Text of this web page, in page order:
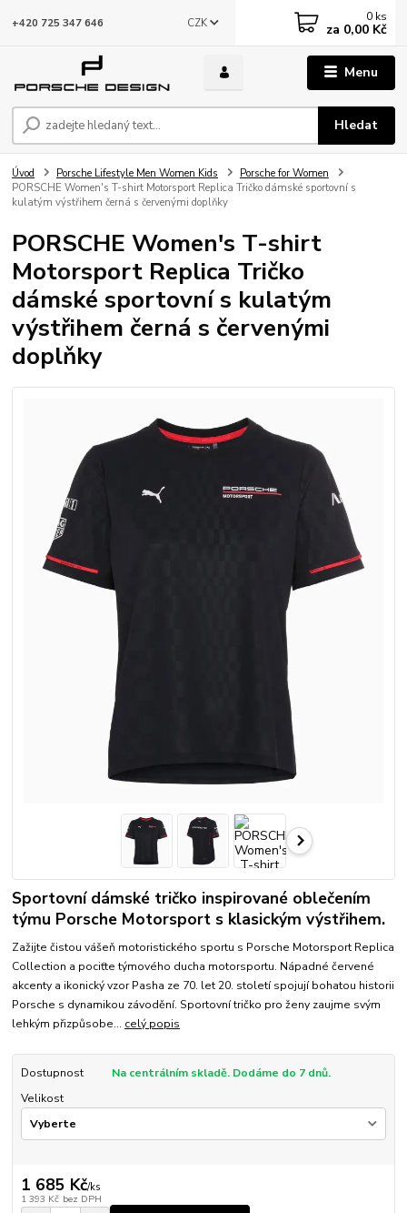
Menu
CZK
Hledat
+420 725 347 646 0 ks
za 0,00 Kč
Úvod Porsche Lifestyle Men Women Kids
Porsche for Women
PORSCHE Women's T-shirt Motorsport Replica Tričko dámské sportovní s
kulatým výstřihem černá s červenými doplňky
PORSCHE Women's T-shirt
Motorsport Replica Tričko
dámské sportovní s kulatým
výstřihem černá s červenými
doplňky
Sportovní dámské tričko inspirované oblečením
týmu Porsche Motorsport s klasickým výstřihem.
Zažijte čistou vášeň motoristického sportu s Porsche Motorsport Replica
Collection a pociťte týmového ducha motorsportu. Nápadné červené
akcenty a ikonický vzor Pasha ze 70. let 20. století spojují bohatou historii
Porsche s dynamikou závodění. Sportovní tričko pro ženy zaujme svým
lehkým přizpůsobe... celý popis
Dostupnost
Na centrálním skladě. Dodáme do 7 dnů.
Velikost
1 685 Kč/ks
1 393 Kč bez DPH